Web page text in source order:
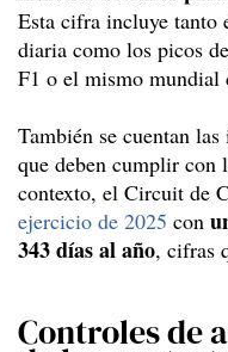
Esta cifra incluye tanto
diaria como los picos
F1 o el mismo mundial
También se cuentan
que deben cumplir con
contexto, el Circuit de
ejercicio de 2025 con
343 días al año, cifras
Controles de